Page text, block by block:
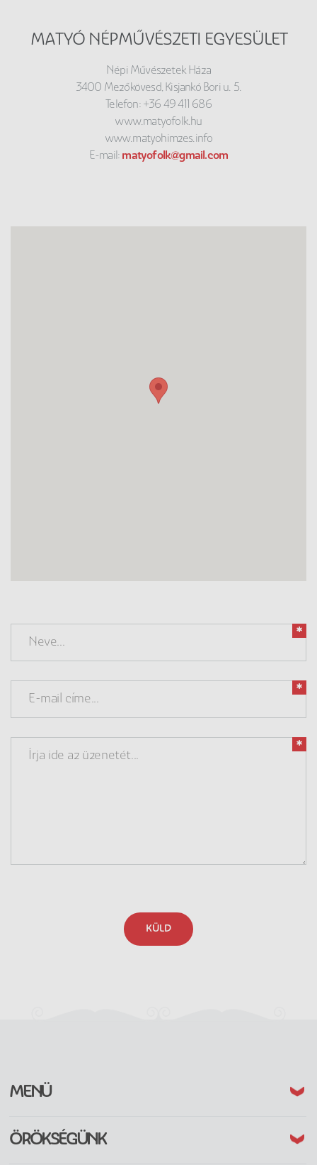
MATYÓ NÉPMŰVÉSZETI EGYESÜLET
Népi Művészetek Háza
3400 Mezőkövesd, Kisjankó Bori u. 5.
Telefon: +36 49 411 686
www.matyofolk.hu
www.matyohimzes.info
E-mail: matyofolk@gmail.com
MENÜ(CURRENT)
ÖRÖKSÉGÜNK(CURRENT)